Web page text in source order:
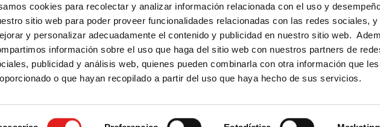
cookies para recolectar y analizar información relacionada con el uso y
sitio web para poder proveer funcionalidades relacionadas con las redes sociales, y
y personalizar adecuadamente el contenido y publicidad en nuestro sitio web.
información sobre el uso que haga del sitio web con nuestros partners de
publicidad y análisis web, quienes pueden combinarla con otra información que
o que hayan recopilado a partir del uso que haya hecho de sus servicios.
Aviso legal Política de privacidad Política de cookies